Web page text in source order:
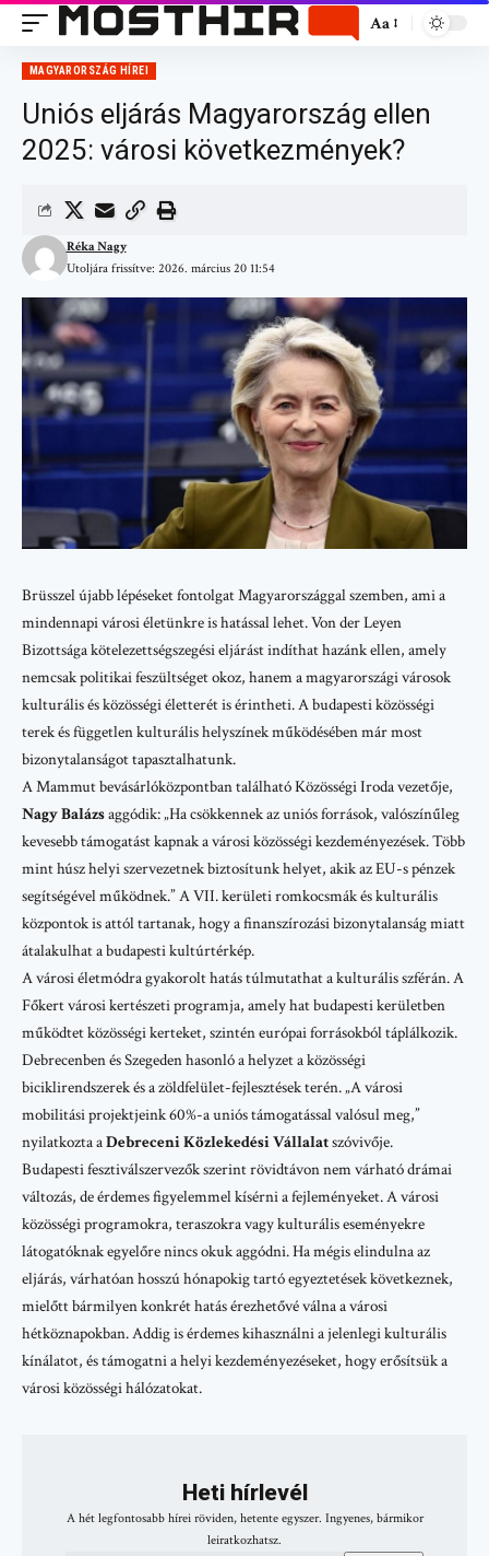
Aa
MAGYARORSZÁG HÍREI
Uniós eljárás Magyarország ellen
2025: városi következmények?
Utoljára frissítve: 2026. március 20 11:54
Réka Nagy
Brüsszel újabb lépéseket fontolgat Magyarországgal szemben, ami a
mindennapi városi életünkre is hatással lehet. Von der Leyen
Bizottsága kötelezettségszegési eljárást indíthat hazánk ellen, amely
nemcsak politikai feszültséget okoz, hanem a magyarországi városok
kulturális és közösségi életterét is érintheti. A budapesti közösségi
terek és független kulturális helyszínek működésében már most
bizonytalanságot tapasztalhatunk.
A Mammut bevásárlóközpontban található Közösségi Iroda vezetője,
Nagy Balázsaggódik: „Ha csökkennek az uniós források, valószínűleg
kevesebb támogatást kapnak a városi közösségi kezdeményezések. Több
mint húsz helyi szervezetnek biztosítunk helyet, akik az EU-s pénzek
segítségével működnek.” A VII. kerületi romkocsmák és kulturális
központok is attól tartanak, hogy a finanszírozási bizonytalanság miatt
átalakulhat a budapesti kultúrtérkép.
A városi életmódra gyakorolt hatás túlmutathat a kulturális szférán. A
Főkertvárosi kertészeti programja, amely hat budapesti kerületben
működtet közösségi kerteket, szintén európai forrásokból táplálkozik.
DebrecenbenésSzegedenhasonló a helyzet a közösségi
biciklirendszerek és a zöldfelület-fejlesztések terén. „A városi
mobilitási projektjeink 60%-a uniós támogatással valósul meg,”
nyilatkozta aDebreceni Közlekedési Vállalatszóvivője.
Budapesti fesztiválszervezők szerint rövidtávon nem várható drámai
változás, de érdemes figyelemmel kísérni a fejleményeket. A városi
közösségi programokra, teraszokra vagy kulturális eseményekre
látogatóknak egyelőre nincs okuk aggódni. Ha mégis elindulna az
eljárás, várhatóan hosszú hónapokig tartó egyeztetések következnek,
mielőtt bármilyen konkrét hatás érezhetővé válna a városi
hétköznapokban. Addig is érdemes kihasználni a jelenlegi kulturális
kínálatot, és támogatni a helyi kezdeményezéseket, hogy erősítsük a
városi közösségi hálózatokat.
Heti hírlevél
A hét legfontosabb hírei röviden, hetente egyszer. Ingyenes, bármikor
leiratkozhatsz.